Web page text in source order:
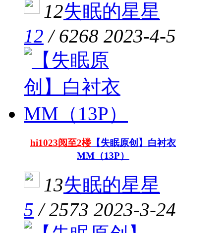
12失眠的星星
12 /6268 2023-4-5
hi1023阅至2楼【失眠原创】白衬衣
MM（13P）
13失眠的星星
5 /2573 2023-3-24